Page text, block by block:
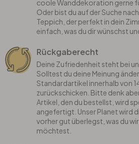
coole Wanddekoration gerne
Oder bist du auf der Suche
Teppich, der perfekt in dein
einfach, was du dir wünschst
Rückgaberecht
Deine Zufriedenheit steht bei
Solltest du deine Meinung
Standardartikel innerhalb von
zurückschicken. Bitte denk
Artikel, den du bestellst, wird
angefertigt. Unser Planet wird
vorher gut überlegst, was du
möchtest.